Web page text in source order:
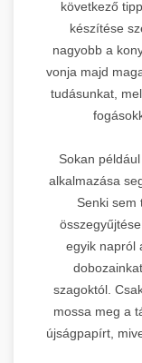
következő
készítése
nagyobb a
vonja majd
tudásunkat,
Sokan
alkalmazása
Senki sem
egyik napról
szagoktól.
mossa meg a
újságpapírt,